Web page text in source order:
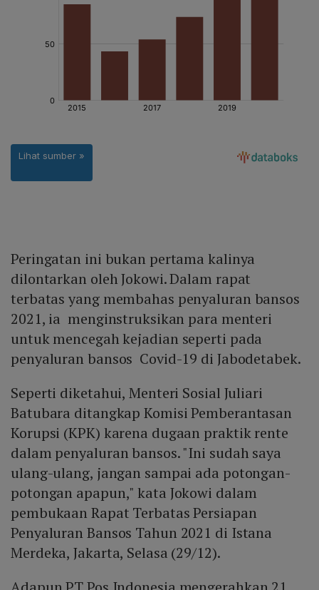
Peringatan ini bukan pertama kalinya
dilontarkan oleh Jokowi. Dalam rapat
terbatas yang membahas penyaluran bansos
2021, ia menginstruksikan para menteri
untuk mencegah kejadian seperti pada
penyaluran bansos Covid-19 di Jabodetabek.
Seperti diketahui, Menteri Sosial Juliari
Batubara ditangkap Komisi Pemberantasan
Korupsi (KPK) karena dugaan praktik rente
dalam penyaluran bansos. "Ini sudah saya
ulang-ulang, jangan sampai ada potongan-
potongan apapun," kata Jokowi dalam
pembukaan Rapat Terbatas Persiapan
Penyaluran Bansos Tahun 2021 di Istana
Merdeka, Jakarta, Selasa (29/12).